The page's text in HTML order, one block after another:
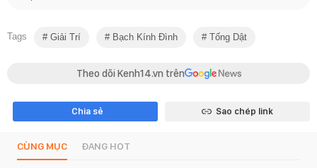
Tags Giải Trí Bạch Kính Đình Tống Dật
Theo dõi Kenh14.vn trên
Chia sẻ Sao chép link
CÙNG MỤC ĐANG HOT